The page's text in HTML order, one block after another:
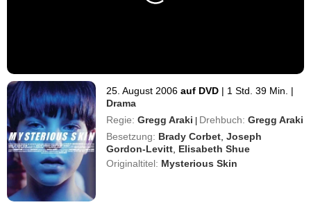
25. August 2006 auf DVD | 1 Std. 39 Min. |
Drama
Regie: Gregg Araki | Drehbuch: Gregg Araki
Besetzung: Brady Corbet ,Joseph
Gordon-Levitt Elisabeth Shue
Originaltitel: Mysterious Skin